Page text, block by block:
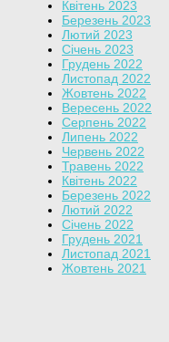
Квітень 2023
Березень 2023
Лютий 2023
Січень 2023
Грудень 2022
Листопад 2022
Жовтень 2022
Вересень 2022
Серпень 2022
Липень 2022
Червень 2022
Травень 2022
Квітень 2022
Березень 2022
Лютий 2022
Січень 2022
Грудень 2021
Листопад 2021
Жовтень 2021